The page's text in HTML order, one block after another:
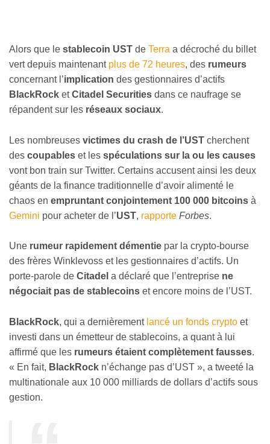
Alors que le stablecoin UST de Terra a décroché du billet
vert depuis maintenant plus de 72 heures, des rumeurs
concernant l’implication des gestionnaires d’actifs
BlackRock etCitadel Securities dans ce naufrage se
répandent sur les réseaux sociaux.
Les nombreuses victimes du crash de l’UST cherchent
des coupables et les spéculations sur la ou les causes
vont bon train sur Twitter. Certains accusent ainsi les deux
géants de la finance traditionnelle d’avoir alimenté le
chaos en empruntant conjointement 100 000 bitcoins à
Gemini pour acheter de l’UST, rapporte Forbes.
Une rumeur rapidement démentie par la crypto-bourse
des frères Winklevoss et les gestionnaires d’actifs. Un
porte-parole de Citadel a déclaré que l’entreprise ne
négociait pas de stablecoins et encore moins de l’UST.
BlackRock, qui a dernièrement lancé un fonds crypto et
investi dans un émetteur de stablecoins, a quant à lui
affirmé que les rumeurs étaient complètement fausses.
« En fait, BlackRock n’échange pas d’UST », a tweeté la
multinationale aux 10 000 milliards de dollars d’actifs sous
gestion.